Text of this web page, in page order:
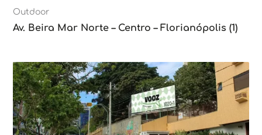
Outdoor
Av. Beira Mar Norte – Centro – Florianópolis (1)